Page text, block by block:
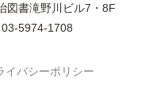
書滝野川ビル7・8F
03-5974-1708
イバシーポリシー